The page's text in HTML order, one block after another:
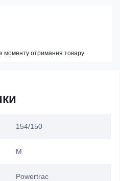
154/150
M
Powertrac
моменту отримання товару